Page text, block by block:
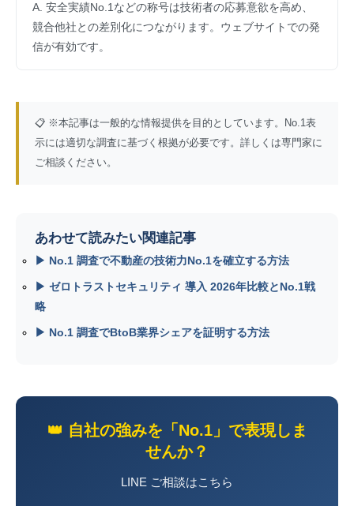
A. 安全実績No.1などの称号は技術者の応募意欲を高め、
競合他社との差別化につながります。ウェブサイトでの発
信が有効です。
📋 ※本記事は一般的な情報提供を目的としています。No.1表
示には適切な調査に基づく根拠が必要です。詳しくは専門家に
ご相談ください。
あわせて読みたい関連記事
▶ No.1 調査で不動産の技術力No.1を確立する方法
▶ ゼロトラストセキュリティ 導入 2026年比較とNo.1戦
略
▶ No.1 調査でBtoB業界シェアを証明する方法
👑 自社の強みを「No.1」で表現しま
せんか？
LINE ご相談はこちら